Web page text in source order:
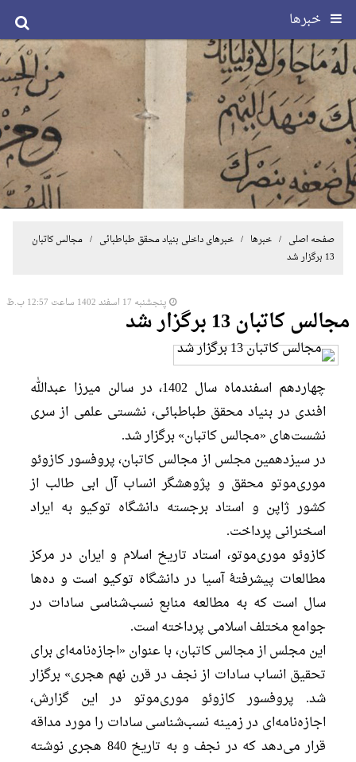
خبرها
صفحه اصلی /خبرها /خبرهای داخلی بنیاد محقق طباطبائی / مجالس کاتبان
13 برگزار شد
پنجشنبه 17 اسفند 1402 ساعت 12:57 ب.ظ
مجالس کاتبان 13 برگزار شد
چهاردهم اسفندماه سال 1402، در سالن میرزا عبدالله
افندی در بنیاد محقق طباطبائی، نشستی علمی از سری
نشست‌های «مجالس کاتبان» برگزار شد.
در سیزدهمین مجلس از مجالس کاتبان، پروفسور کازوئو
موری‌موتو محقق و پژوهشگر انساب آل ابی طالب از
کشور ژاپن و استاد برجسته دانشگاه توکیو به ایراد
اسخنرانی پرداخت.
کازوئو موری‌موتو، استاد تاریخ اسلام و ایران در مرکز
مطالعات پیشرفتۀ آسیا در دانشگاه توکیو است و ده‌ها
سال است که به مطالعه منابع نسب‌شناسی سادات در
جوامع مختلف اسلامی پرداخته است.
این مجلس از مجالس کاتبان، با عنوان «اجازه‌نامه‌ای برای
تحقیق انساب سادات از نجف در قرن نهم هجری» برگزار
شد. پروفسور کازوئو موری‌موتو در این گزارش،
اجازه‌نامه‌‌ای در زمینه نسب‌‌شناسی سادات‌ را مورد مداقه
قرار می‌‌دهد که در نجف و به تاریخ 840 هجری نوشته